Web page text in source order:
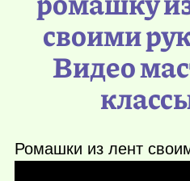
своими
Видео
Ромашки из лент